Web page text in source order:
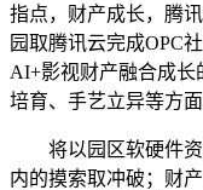
指点，财产成长，腾
园取腾讯云完成OPC
AI+影视财产融合成长
培育、手艺立异等方
将以园区软硬件资
内的摸索取冲破；财